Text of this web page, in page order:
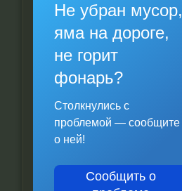
Не убран мусор,
яма на дороге,
не горит
фонарь?
Столкнулись с
проблемой — сообщите
о ней!
Сообщить о